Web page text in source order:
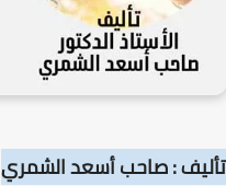
تأليف : صاحب أسعد الشمري